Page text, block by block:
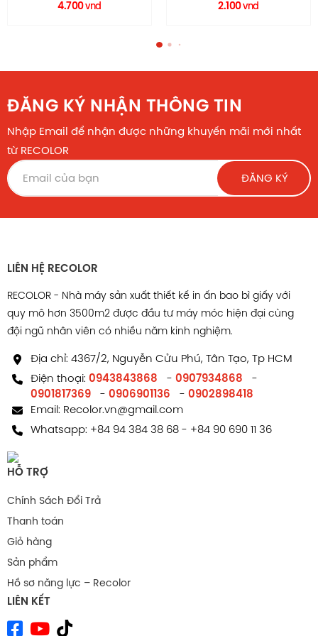
2.100vnd
Liên hệ
ĐĂNG KÝ NHẬN THÔNG TIN
Nhập Email để nhận được những khuyến mãi mới nhất
từ RECOLOR
ĐĂNG KÝ
LIÊN HỆ RECOLOR
RECOLOR - Nhà máy sản xuất thiết kế in ấn bao bì giấy với
quy mô hơn 3500m2 được đầu tư máy móc hiện đại cùng
đội ngũ nhân viên có nhiều năm kinh nghiệm.
Địa chỉ: 4367/2, Nguyễn Cửu Phú, Tân Tạo, Tp HCM
Điện thoại: 0943843868 - 0907934868
-
0901817369
- 0906901136 - 0902898418
Email: Recolor.vn@gmail.com
Whatsapp: +84 94 384 38 68- +84 90 690 11 36
HỖ TRỢ
Chính Sách Đổi Trả
Thanh toán
Giỏ hàng
Sản phẩm
Hồ sơ năng lực – Recolor
LIÊN KẾT